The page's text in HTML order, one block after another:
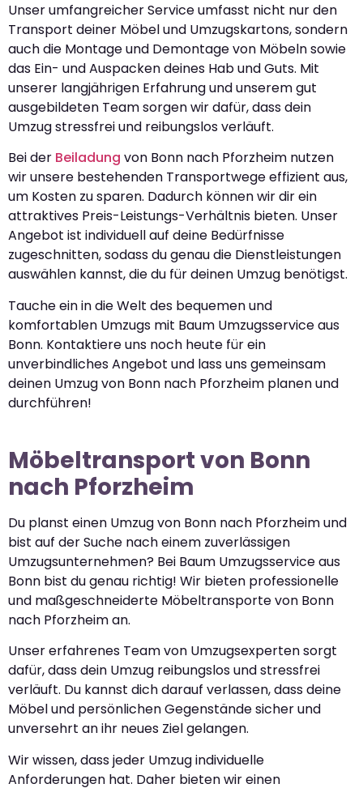
Unser umfangreicher Service umfasst nicht nur den
Transport deiner Möbel und Umzugskartons, sondern
auch die Montage und Demontage von Möbeln sowie
das Ein- und Auspacken deines Hab und Guts. Mit
unserer langjährigen Erfahrung und unserem gut
ausgebildeten Team sorgen wir dafür, dass dein
Umzug stressfrei und reibungslos verläuft.
Bei der Beiladung von Bonn nach Pforzheim nutzen
wir unsere bestehenden Transportwege effizient aus,
um Kosten zu sparen. Dadurch können wir dir ein
attraktives Preis-Leistungs-Verhältnis bieten. Unser
Angebot ist individuell auf deine Bedürfnisse
zugeschnitten, sodass du genau die Dienstleistungen
auswählen kannst, die du für deinen Umzug benötigst.
Tauche ein in die Welt des bequemen und
komfortablen Umzugs mit Baum Umzugsservice aus
Bonn. Kontaktiere uns noch heute für ein
unverbindliches Angebot und lass uns gemeinsam
deinen Umzug von Bonn nach Pforzheim planen und
durchführen!
Möbeltransport von Bonn
nach Pforzheim
Du planst einen Umzug von Bonn nach Pforzheim und
bist auf der Suche nach einem zuverlässigen
Umzugsunternehmen? Bei Baum Umzugsservice aus
Bonn bist du genau richtig! Wir bieten professionelle
und maßgeschneiderte Möbeltransporte von Bonn
nach Pforzheim an.
Unser erfahrenes Team von Umzugsexperten sorgt
dafür, dass dein Umzug reibungslos und stressfrei
verläuft. Du kannst dich darauf verlassen, dass deine
Möbel und persönlichen Gegenstände sicher und
unversehrt an ihr neues Ziel gelangen.
Wir wissen, dass jeder Umzug individuelle
Anforderungen hat. Daher bieten wir einen